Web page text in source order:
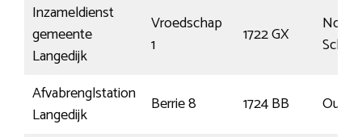
Inzameldienst
gemeente
Langedijk
Vroedschap
1
1722 GX
Afvabrenglstation
Langedijk
Berrie 8 1724 BB